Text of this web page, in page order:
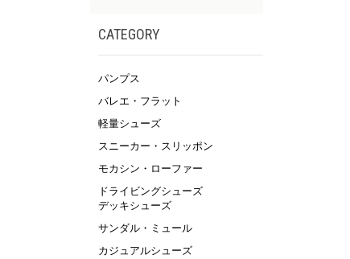
CATEGORY
パンプス
バレエ・フラット
軽量シューズ
スニーカー・スリッポン
モカシン・ローファー
ドライビングシューズ
デッキシューズ
サンダル・ミュール
カジュアルシューズ